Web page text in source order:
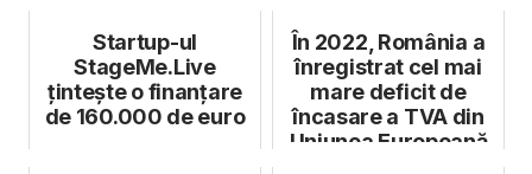
Coc...
Startup-ul
StageMe.Live
țintește o finanțare
de 160.000 de euro
În 2022, România a
înregistrat cel mai
mare deficit de
încasare a TVA din
Uniunea Europeană